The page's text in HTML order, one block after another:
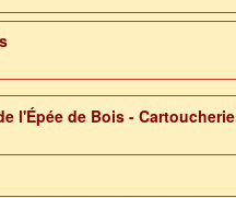
l'Épée de Bois - Cartoucherie